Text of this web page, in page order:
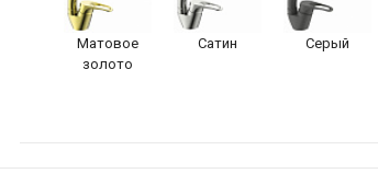
Матовое
золото
Сатин Серый